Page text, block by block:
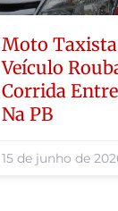
Moto Taxista
Veículo
Corrida
Na PB
15 de junho de